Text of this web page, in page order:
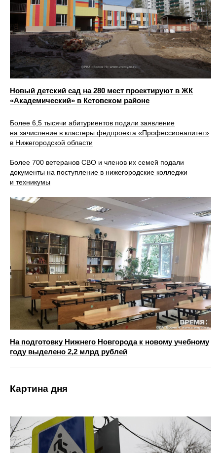
Новый детский сад на 280 мест проектируют в ЖК
«Академический» в Кстовском районе
Более 6,5 тысячи абитуриентов подали заявление
на зачисление в кластеры федпроекта «Профессионалитет»
в Нижегородской области
Более 700 ветеранов СВО и членов их семей подали
документы на поступление в нижегородские колледжи
и техникумы
На подготовку Нижнего Новгорода к новому учебному
году выделено 2,2 млрд рублей
Картина дня